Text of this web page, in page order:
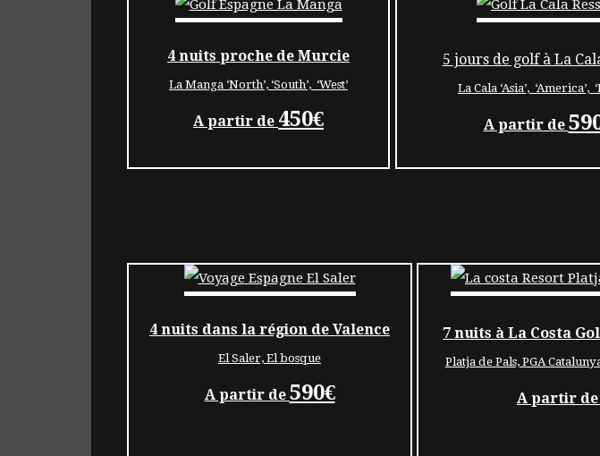
4 nuits proche de Murcie
La Manga ‘North’, ‘South’, ‘West’
A partir de 450€
5 jours de golf à La
La Cala ‘Asia’, ‘America’,
A partir de
4 nuits dans la région de Valence
El Saler, El bosque
A partir de 590€
7 nuits à La Costa
Platja de Pals, PGA
A partir de